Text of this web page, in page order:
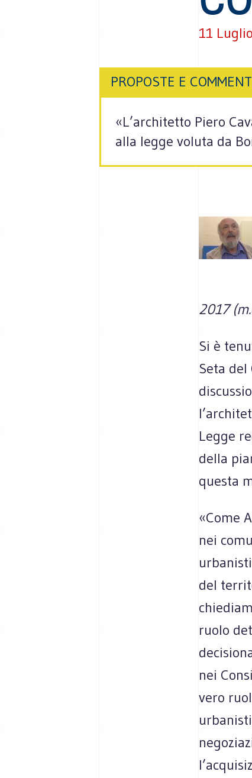
11
PROPOSTE E
«L’architetto Piero
alla legge voluta da
2017
Si è
Seta
Legge
della
questa
«Come
nei
del
ruolo
nei
vero